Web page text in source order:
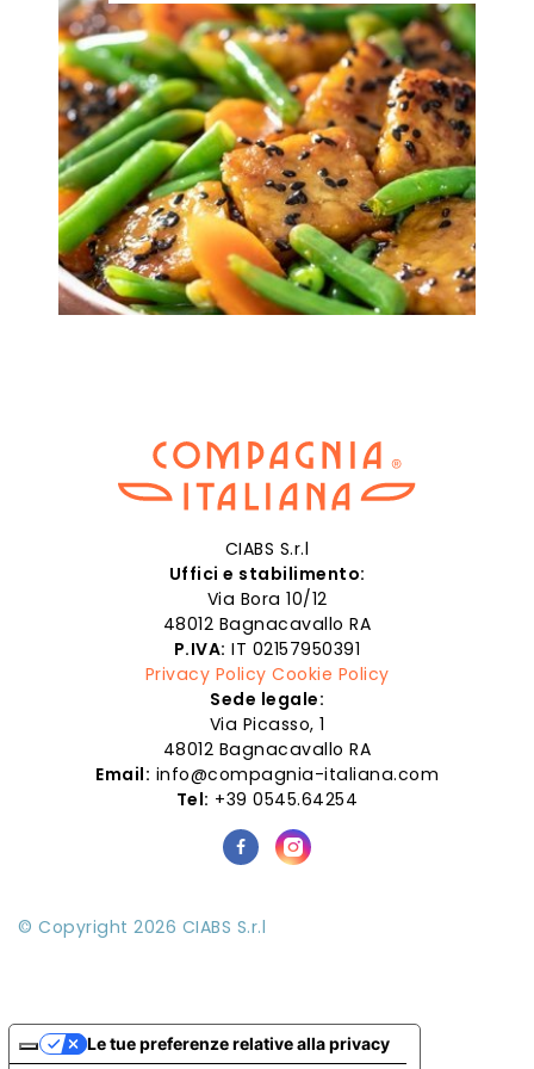
CIABS S.r.l
Uffici e stabilimento:
Via Bora 10/12
48012 Bagnacavallo RA
P.IVA: IT 02157950391
Privacy Policy Cookie Policy
Sede legale:
Via Picasso, 1
48012 Bagnacavallo RA
Email: info@compagnia-italiana.com
Tel: +39 0545.64254
© Copyright 2026 CIABS S.r.l
Le tue preferenze relative alla privacy